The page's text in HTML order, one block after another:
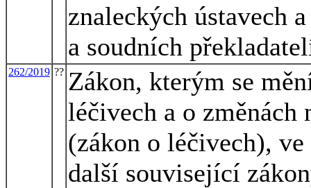
znaleckých ústavech
a soudních
262/2019 ?? Zákon, kterým se
léčivech a o
(zákon o léčivech),
další související